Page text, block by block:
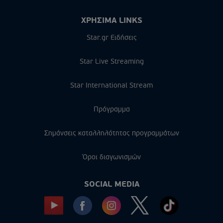
ΧΡΗΣΙΜΑ LINKS
Star.gr Ειδήσεις
Star Live Streaming
Star International Stream
Πρόγραμμα
Σημάνσεις καταλληλότητας προγραμμάτων
Όροι διαγωνισμών
SOCIAL MEDIA